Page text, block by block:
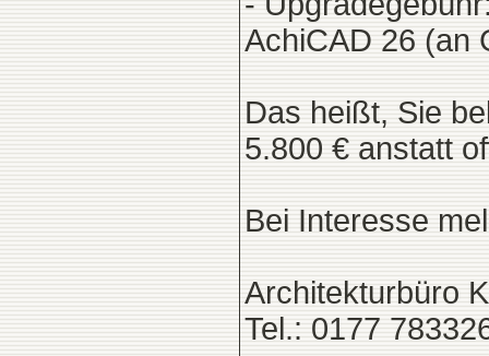
AchiCAD 26 (an
Das heißt, Sie
5.800 € anstatt
Bei Interesse
Architekturbüro
Tel.: 0177